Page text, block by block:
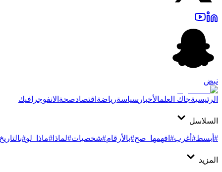
نبض
الرئيسيةجاك العلمالأخبار سياسةرياضةاقتصادصحةالانفوجرافيك
السلاسل
#أبسط#أغرب#افهمها_صح#بالأرقام#شخصيات#لماذا #ماذا_لو#بالتاريخ
المزيد